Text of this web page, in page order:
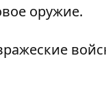
оружие.